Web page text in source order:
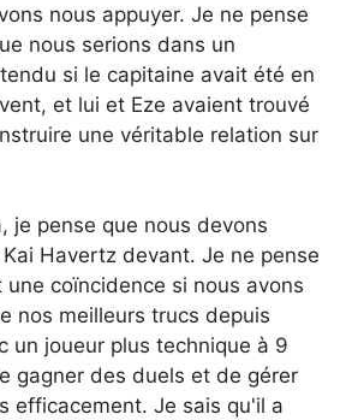
nous appuyer. Je ne pense
nous serions dans un
si le capitaine avait été en
et lui et Eze avaient trouvé
une véritable relation sur
je pense que nous devons
Havertz devant. Je ne pense
une coïncidence si nous avons
nos meilleurs trucs depuis
un joueur plus technique à 9
gagner des duels et de gérer
efficacement. Je sais qu'il a